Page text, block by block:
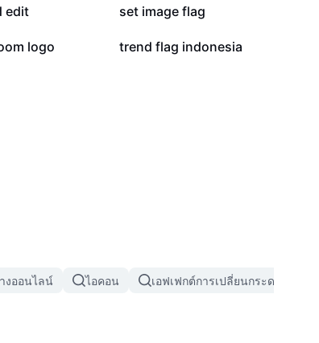
edit 6.4K
set image flag
logo 3.3K
trend flag indonesia
งออนไลน์ ไอคอน เอฟเฟกต์การเปลี่ยนกระดาษ